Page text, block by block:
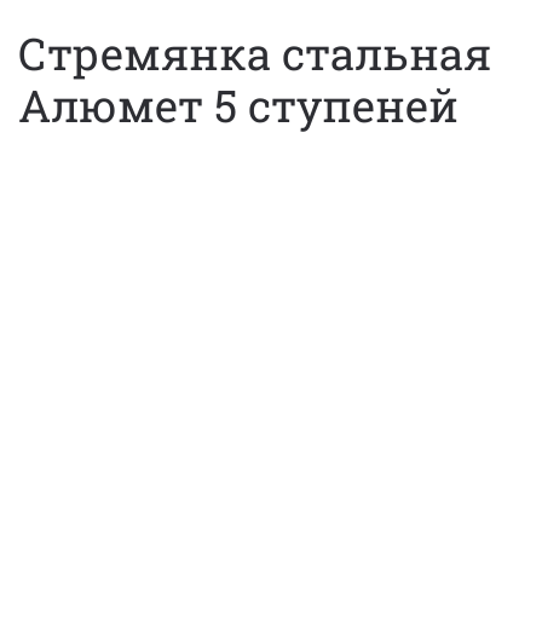
Стремянка стальная
Алюмет 5 ступеней